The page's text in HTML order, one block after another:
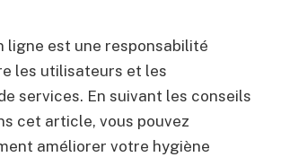
ligne est une responsabilité
les utilisateurs et les
services. En suivant les conseils
cet article, vous pouvez
améliorer votre hygiène